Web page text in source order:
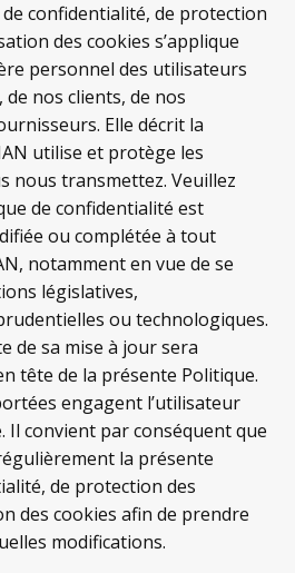
confidentialité, de protection
des cookies s’applique
personnel des utilisateurs
nos clients, de nos
Elle décrit la
utilise et protège les
nous transmettez. Veuillez
de confidentialité est
ou complétée à tout
notamment en vue de se
législatives,
ou technologiques.
de sa mise à jour sera
tête de la présente Politique.
engagent l’utilisateur
Il convient par conséquent que
la présente
de protection des
des cookies afin de prendre
modifications.